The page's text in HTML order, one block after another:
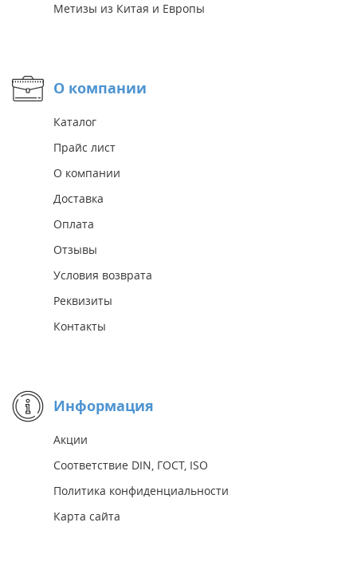
Метизы из Китая и Европы
О компании
Каталог
Прайс лист
О компании
Доставка
Оплата
Отзывы
Условия возврата
Реквизиты
Контакты
Информация
Акции
Соответствие DIN, ГОСТ, ISO
Политика конфиденциальности
Карта сайта